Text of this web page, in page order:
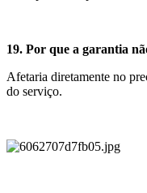
19. Por que a garantia
Afetaria diretamente no
do serviço.